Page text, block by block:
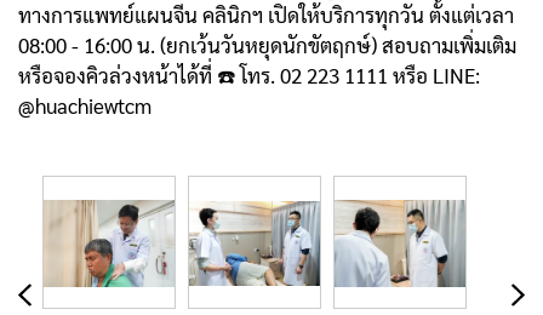
ทางการแพทย์แผนจีน คลินิกฯ เปิดให้บริการทุกวัน ตั้งแต่เวลา
08:00 - 16:00 น. (ยกเว้นวันหยุดนักขัตฤกษ์) สอบถามเพิ่มเติม
หรือจองคิวล่วงหน้าได้ที่ ☎️ โทร. 02 223 1111 หรือ LINE:
@huachiewtcm